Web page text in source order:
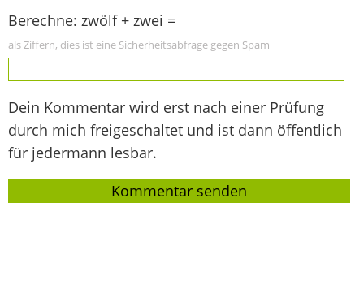
Berechne: zwölf + zwei =
als Ziffern, dies ist eine Sicherheitsabfrage gegen Spam
Dein Kommentar wird erst nach einer Prüfung
durch mich freigeschaltet und ist dann öffentlich
für jedermann lesbar.